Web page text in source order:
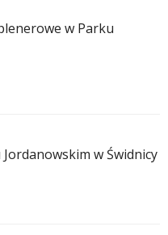
w Parku
w Świdnicy